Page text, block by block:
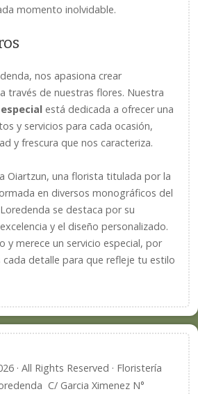
momento inolvidable.
nos apasiona crear
través de nuestras flores. Nuestra
está dedicada a ofrecer una
y servicios para cada ocasión,
y frescura que nos caracteriza.
Oiartzun, una florista titulada por la
en diversos monográficos del
se destaca por su
y el diseño personalizado.
y merece un servicio especial, por
cada detalle para que refleje tu estilo
· All Rights Reserved · Floristería
C/ Garcia Ximenez N°